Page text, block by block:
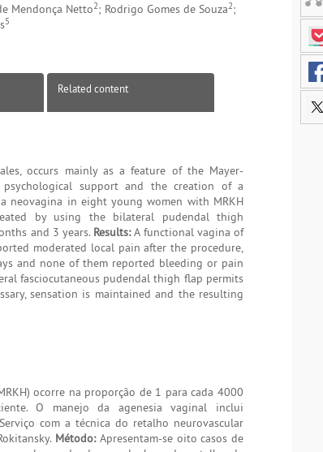
Mendonça Netto2; Rodrigo Gomes de Souza2;
5
Related content
occurs mainly as a feature of the Mayer-
psychological support and the creation of a
in eight young women with MRKH
by using the bilateral pudendal thigh
and 3 years. Results:A functional vagina of
moderated local pain after the procedure,
and none of them reported bleeding or pain
fasciocutaneous pudendal thigh flap permits
sensation is maintained and the resulting
ocorre na proporção de 1 para cada 4000
O manejo da agenesia vaginal inclui
com a técnica do retalho neurovascular
Método:Apresentam-se oito casos de